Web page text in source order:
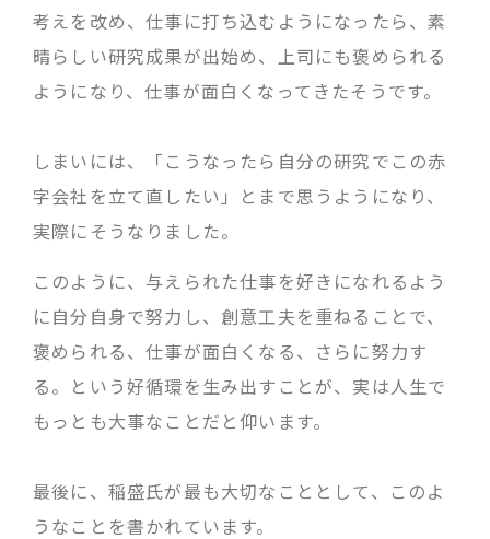
考えを改め、仕事に打ち込むようになったら、素
晴らしい研究成果が出始め、上司にも褒められる
ようになり、仕事が面白くなってきたそうです。
しまいには、「こうなったら自分の研究でこの赤
字会社を立て直したい」とまで思うようになり、
実際にそうなりました。
このように、与えられた仕事を好きになれるよう
に自分自身で努力し、創意工夫を重ねることで、
褒められる、仕事が面白くなる、さらに努力す
る。という好循環を生み出すことが、実は人生で
もっとも大事なことだと仰います。
最後に、稲盛氏が最も大切なこととして、このよ
うなことを書かれています。